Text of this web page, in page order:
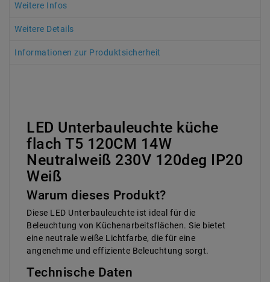
Weitere Infos
Weitere Details
Informationen zur Produktsicherheit
LED Unterbauleuchte küche
flach T5 120CM 14W
Neutralweiß 230V 120deg IP20
Weiß
Warum dieses Produkt?
Diese LED Unterbauleuchte ist ideal für die
Beleuchtung von Küchenarbeitsflächen. Sie bietet
eine neutrale weiße Lichtfarbe, die für eine
angenehme und effiziente Beleuchtung sorgt.
Technische Daten